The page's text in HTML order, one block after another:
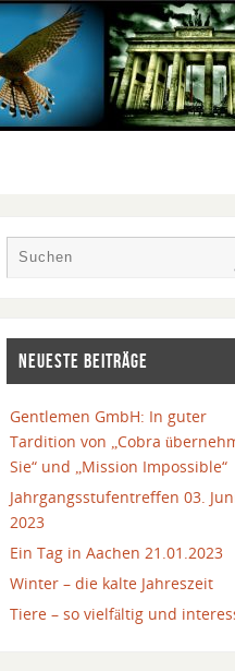
NEUESTE BEITRÄGE
Gentlemen GmbH: In guter
Tardition von „Cobra
Sie“ und „Mission Impossible“
Jahrgangsstufentreffen 03.
2023
Ein Tag in Aachen 21.01.2023
Winter – die kalte Jahreszeit
Tiere – so vielfältig und